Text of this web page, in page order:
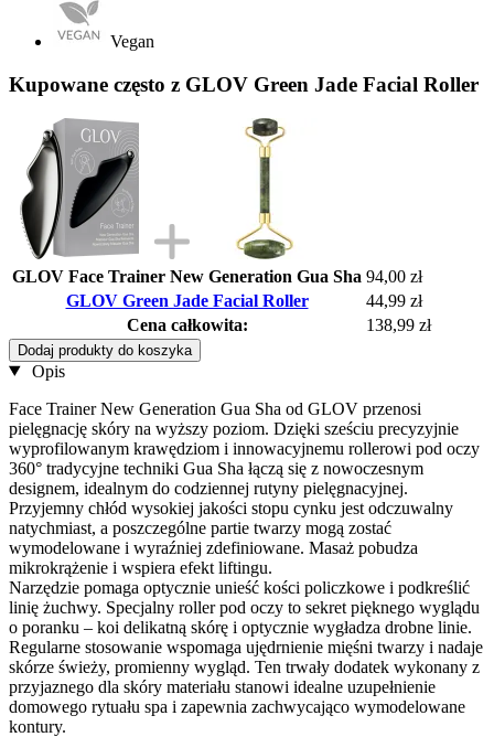
Vegan
Kupowane często z GLOV Green Jade Facial Roller
GLOV Face Trainer New Generation Gua Sha 94,00 zł
GLOV Green Jade Facial Roller
44,99 zł
Cena całkowita:
138,99 zł
Dodaj produkty do koszyka
Opis
Face Trainer New Generation Gua Sha od GLOV przenosi
pielęgnację skóry na wyższy poziom. Dzięki sześciu precyzyjnie
wyprofilowanym krawędziom i innowacyjnemu rollerowi pod oczy
360° tradycyjne techniki Gua Sha łączą się z nowoczesnym
designem, idealnym do codziennej rutyny pielęgnacyjnej.
Przyjemny chłód wysokiej jakości stopu cynku jest odczuwalny
natychmiast, a poszczególne partie twarzy mogą zostać
wymodelowane i wyraźniej zdefiniowane. Masaż pobudza
mikrokrążenie i wspiera efekt liftingu.
Narzędzie pomaga optycznie unieść kości policzkowe i podkreślić
linię żuchwy. Specjalny roller pod oczy to sekret pięknego wyglądu
o poranku – koi delikatną skórę i optycznie wygładza drobne linie.
Regularne stosowanie wspomaga ujędrnienie mięśni twarzy i nadaje
skórze świeży, promienny wygląd. Ten trwały dodatek wykonany z
przyjaznego dla skóry materiału stanowi idealne uzupełnienie
domowego rytuału spa i zapewnia zachwycająco wymodelowane
kontury.